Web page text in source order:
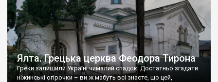
Ялта. Грецька церква Феодора Тирона
Греки залишили Україні чималий спадок. Достатньо згадати
ніжинські огірочки – ви ж мабуть всі знаєте, що цей,